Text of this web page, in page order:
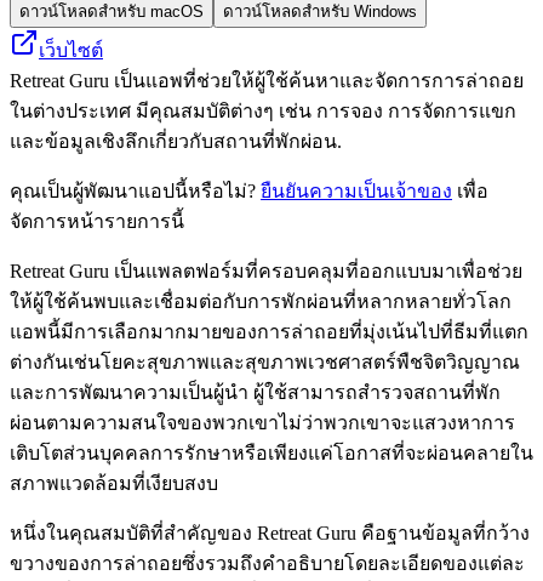
ดาวน์โหลดสำหรับ macOS ดาวน์โหลดสำหรับ Windows
เว็บไซต์
Retreat Guru เป็นแอพที่ช่วยให้ผู้ใช้ค้นหาและจัดการการล่าถอย
ในต่างประเทศ มีคุณสมบัติต่างๆ เช่น การจอง การจัดการแขก
และข้อมูลเชิงลึกเกี่ยวกับสถานที่พักผ่อน.
คุณเป็นผู้พัฒนาแอปนี้หรือไม่? ยืนยันความเป็นเจ้าของ เพื่อ
จัดการหน้ารายการนี้
Retreat Guru เป็นแพลตฟอร์มที่ครอบคลุมที่ออกแบบมาเพื่อช่วย
ให้ผู้ใช้ค้นพบและเชื่อมต่อกับการพักผ่อนที่หลากหลายทั่วโลก
แอพนี้มีการเลือกมากมายของการล่าถอยที่มุ่งเน้นไปที่ธีมที่แตก
ต่างกันเช่นโยคะสุขภาพและสุขภาพเวชศาสตร์พืชจิตวิญญาณ
และการพัฒนาความเป็นผู้นำ ผู้ใช้สามารถสำรวจสถานที่พัก
ผ่อนตามความสนใจของพวกเขาไม่ว่าพวกเขาจะแสวงหาการ
เติบโตส่วนบุคคลการรักษาหรือเพียงแค่โอกาสที่จะผ่อนคลายใน
สภาพแวดล้อมที่เงียบสงบ
หนึ่งในคุณสมบัติที่สำคัญของ Retreat Guru คือฐานข้อมูลที่กว้าง
ขวางของการล่าถอยซึ่งรวมถึงคำอธิบายโดยละเอียดของแต่ละ